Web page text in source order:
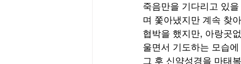
죽음만을 기다리고 있
며 쫓아냈지만 계속 찾
협박을 했지만, 아랑곳
울면서 기도하는 모습
그 후 신약성경을 마태